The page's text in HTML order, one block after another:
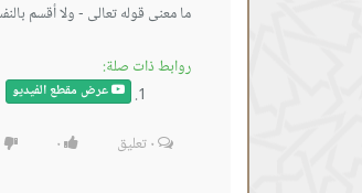
ما معنى قوله تعالى - ولا أقسم
روابط ذات صلة:
عرض مقطع الفيديو
٠تعليق ٠